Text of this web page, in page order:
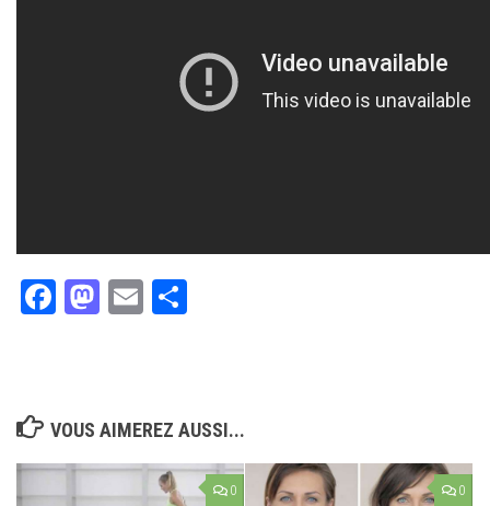
Facebook
Mastodon
Email
VOUS AIMEREZ AUSSI...
0 0